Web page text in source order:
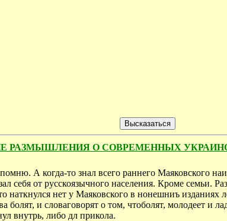
РАЗМЫШЛЕНИЯ О СОВРЕМЕННЫХ
А когда-то знал всего раннего Маяковского
себя от русскоязычного населения. Кроме семьи.
наткнулся нет у Маяковского в нонешниъ изданиях
болят, и словаговорят о том, чтоболят, молодеет и
внутрь, либо дл прикола.